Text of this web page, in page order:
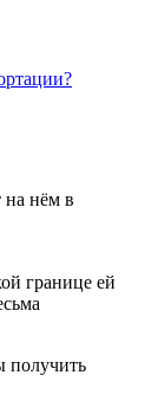
на нём в
границе ей
получить